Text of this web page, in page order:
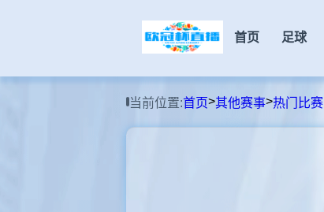
首页 足球
当前位置:首页>其他赛事>热门比赛